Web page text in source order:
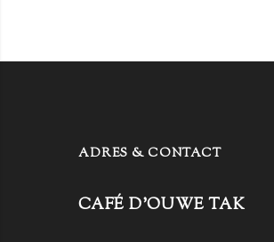
ADRES & CONTACT
CAFÉ D’OUWE TAK